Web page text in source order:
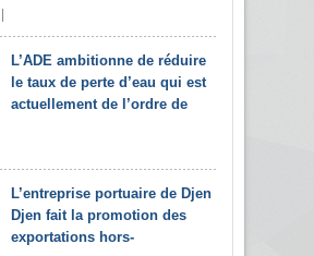
L’ADE ambitionne de réduire
le taux de perte d’eau qui est
actuellement de l’ordre de
L’entreprise portuaire de Djen
Djen fait la promotion des
exportations hors-